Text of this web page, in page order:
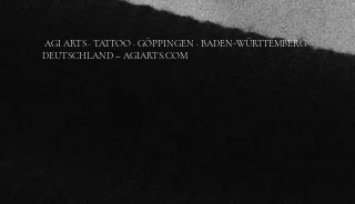
AGI ARTS · TATTOO · GÖPPINGEN · BADEN-WÜRTTEMBERG ·
DEUTSCHLAND – AGIARTS.COM